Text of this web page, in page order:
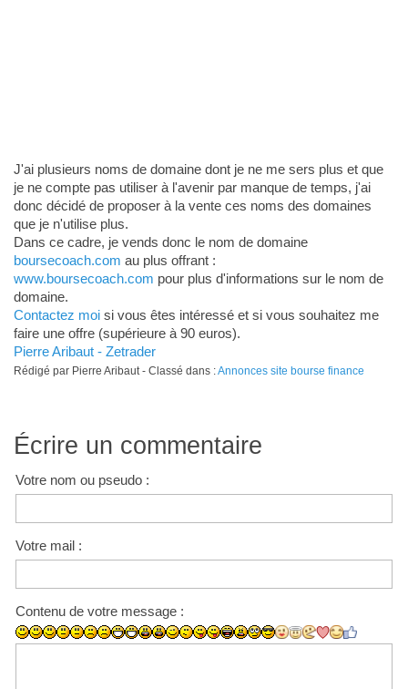
J'ai plusieurs noms de domaine dont je ne me sers plus et que
je ne compte pas utiliser à l'avenir par manque de temps, j'ai
donc décidé de proposer à la vente ces noms des domaines
que je n'utilise plus.
Dans ce cadre, je vends donc le nom de domaine
boursecoach.com au plus offrant :
www.boursecoach.com pour plus d'informations sur le nom de
domaine.
Contactez moisi vous êtes intéressé et si vous souhaitez me
faire une offre (supérieure à 90 euros).
Pierre Aribaut - Zetrader
Rédigé par Pierre Aribaut - Classé dans :Annonces site bourse finance
Écrire un commentaire
Votre nom ou pseudo :
Votre mail :
Contenu de votre message :